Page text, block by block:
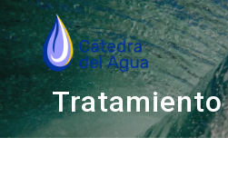
al
Tratamiento